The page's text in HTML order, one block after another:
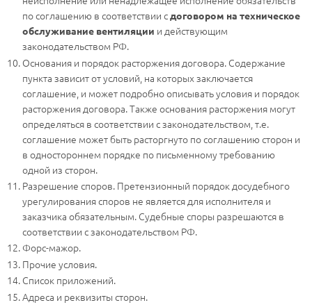
по соглашению в соответствии сдоговором на техническое
обслуживание вентиляции и действующим
законодательством РФ.
Основания и порядок расторжения договора. Содержание
пункта зависит от условий, на которых заключается
соглашение, и может подробно описывать условия и порядок
расторжения договора. Также основания расторжения могут
определяться в соответствии с законодательством, т.е.
соглашение может быть расторгнуто по соглашению сторон и
в одностороннем порядке по письменному требованию
одной из сторон.
Разрешение споров. Претензионный порядок досудебного
урегулирования споров не является для исполнителя и
заказчика обязательным. Судебные споры разрешаются в
соответствии с законодательством РФ.
Форс-мажор.
Прочие условия.
Список приложений.
Адреса и реквизиты сторон.